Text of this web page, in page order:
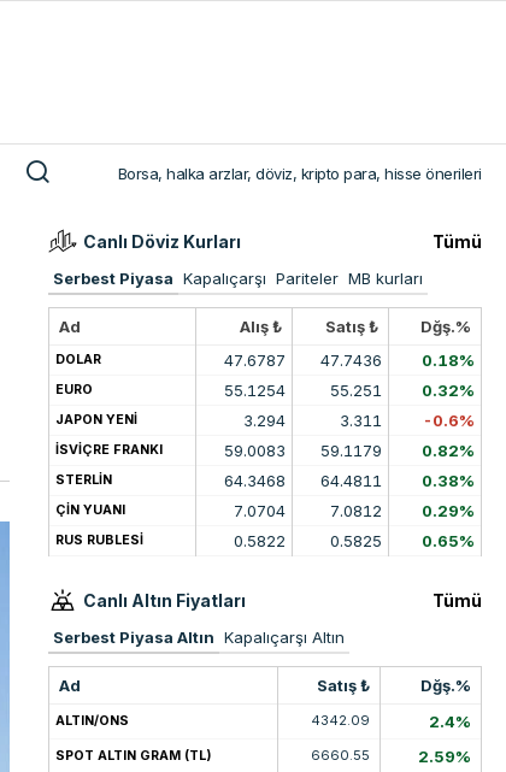
Borsa, halka arzlar, döviz, kripto para, hisse önerileri
Canlı Döviz Kurları Tümü
Serbest Piyasa Kapalıçarşı Pariteler MB kurları
Ad Alış ₺ Satış ₺ Dğş.%
DOLAR 47.6787 47.7436 0.18%
EURO 55.1254 55.251 0.32%
JAPON YENİ 3.294 3.311 -0.6%
İSVİÇRE FRANKI 59.0083 59.1179 0.82%
STERLİN 64.3468 64.4811 0.38%
ÇİN YUANI 7.0704 7.0812 0.29%
RUS RUBLESİ 0.5822 0.5825 0.65%
Canlı Altın Fiyatları Tümü
Serbest Piyasa Altın Kapalıçarşı Altın
Ad Satış ₺ Dğş.%
ALTIN/ONS 4342.09 2.4%
SPOT ALTIN GRAM (TL) 6660.55 2.59%